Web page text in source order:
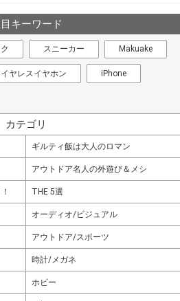
キーワード
スニーカー Makuake
ヤレスイヤホン iPhone
カテゴリ
ギルティ飯は大人のロマン
アウトドア名人の外遊び＆メシ
THE 5選
オーディオ/ビジュアル
アウトドア/スポーツ
時計/メガネ
ホビー